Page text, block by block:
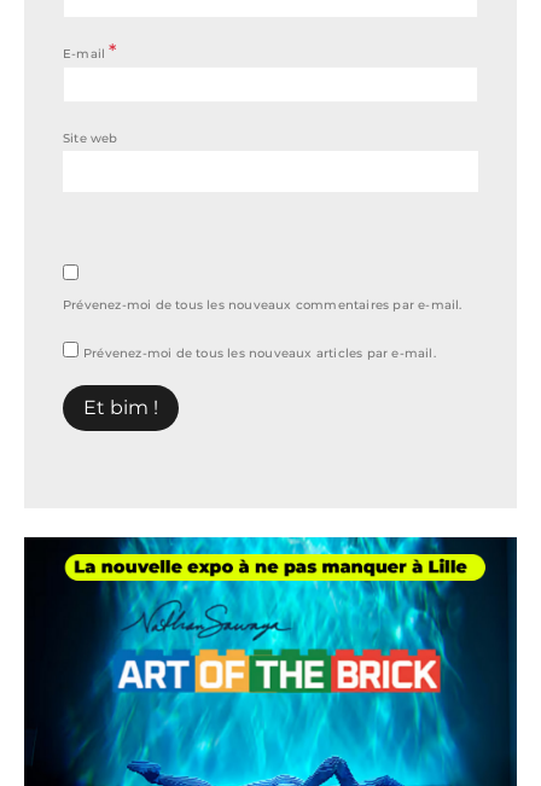
E-mail*
Site web
Prévenez-moi de tous les nouveaux commentaires par e-mail.
Prévenez-moi de tous les nouveaux articles par e-mail.